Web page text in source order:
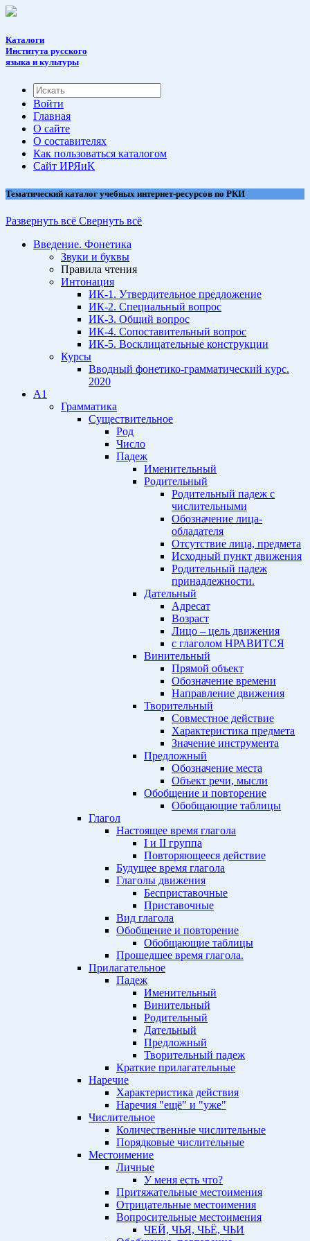
Каталоги
Института русского
языка и культуры
Войти
Главная
О сайте
О составителях
Как пользоваться каталогом
Cайт ИРЯиК
Тематический каталог учебных интернет-ресурсов по РКИ
Развернуть всё Свернуть всё
Введение. Фонетика
Звуки и буквы
Правила чтения
Интонация
ИК-1. Утвердительное предложение
ИК-2. Специальный вопрос
ИК-3. Общий вопрос
ИК-4. Сопоставительный вопрос
ИК-5. Восклицательные конструкции
Курсы
Вводный фонетико-грамматический курс.
2020
A1
Грамматика
Существительное
Род
Число
Падеж
Именительный
Родительный
Родительный падеж с
числительными
Обозначение лица-
обладателя
Отсутствие лица, предмета
Исходный пункт движения
Родительный падеж
принадлежности.
Дательный
Адресат
Возраст
Лицо – цель движения
с глаголом НРАВИТСЯ
Винительный
Прямой объект
Обозначение времени
Направление движения
Творительный
Совместное действие
Характеристика предмета
Значение инструмента
Предложный
Обозначение места
Объект речи, мысли
Обобщение и повторение
Обобщающие таблицы
Глагол
Настоящее время глагола
I и II группа
Повторяющееся действие
Будущее время глагола
Глаголы движения
Бесприставочные
Приставочные
Вид глагола
Обобщение и повторение
Обобщающие таблицы
Прошедшее время глагола.
Прилагательное
Падеж
Именительный
Винительный
Родительный
Дательный
Предложный
Творительный падеж
Краткие прилагательные
Наречие
Характеристика действия
Наречия "ещё" и "уже"
Числительное
Количественные числительные
Порядковые числительные
Местоимение
Личные
У меня есть что?
Притяжательные местоимения
Отрицательные местоимения
Вопросительные местоимения
ЧЕЙ, ЧЬЯ, ЧЬЁ, ЧЬИ